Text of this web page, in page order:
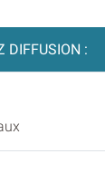
DIFFUSION :